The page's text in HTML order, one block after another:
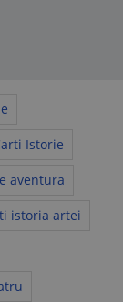
Istorie
aventura
istoria artei